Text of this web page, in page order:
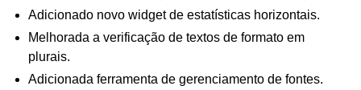
Adicionado novo widget de estatísticas horizontais.
Melhorada a verificação de textos de formato em
plurais.
Adicionada ferramenta de gerenciamento de fontes.